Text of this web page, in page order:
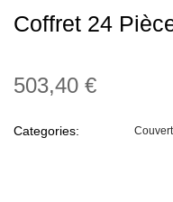
Coffret 24
503,40 €
Categories: